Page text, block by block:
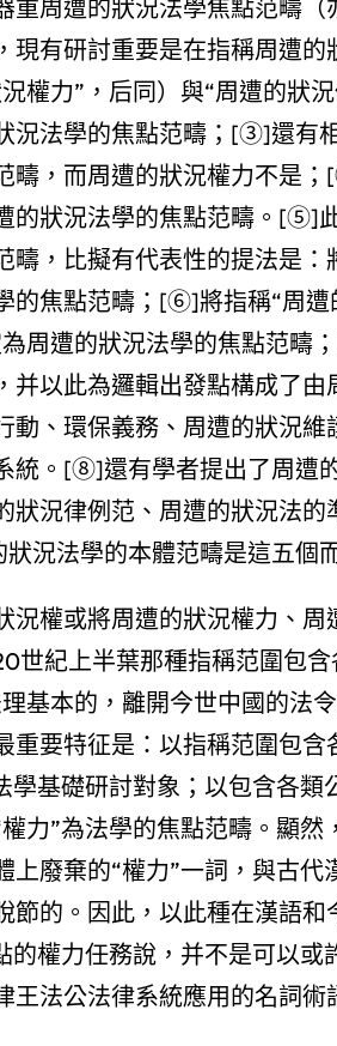
重周遭的狀況法學焦點范疇（
有研討重要是在指稱周遭的
權力”，后同）與“周遭的狀
況法學的焦點范疇；[③]還有
疇，而周遭的狀況權力不是
的狀況法學的焦點范疇。[⑤]
疇，比擬有代表性的提法是
的焦點范疇；[⑥]將指稱“周遭
周遭的狀況法學的焦點范疇
并以此為邏輯出發點構成了
動、環保義務、周遭的狀況
統。[⑧]還有學者提出了周遭
況律例范、周遭的狀況法的
況法學的本體范疇是這五個
況權或將周遭的狀況權力、
世紀上半葉那種指稱范圍包
基本的，離開今世中國的法
重要特征是：以指稱范圍包
學基礎研討對象；以包含各類
力”為法學的焦點范疇。顯然
廢棄的“權力”一詞，與古代
節的。因此，以此種在漢語
的權力任務說，并不是可以
王法公法律系統應用的名詞